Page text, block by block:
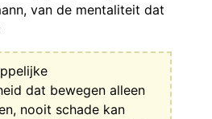
van de mentaliteit dat
dat bewegen alleen
nooit schade kan